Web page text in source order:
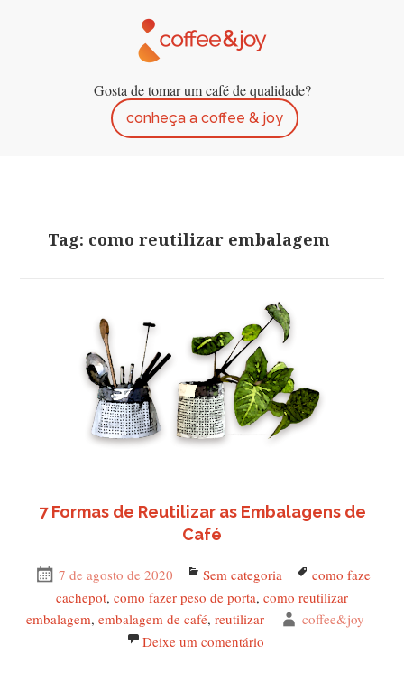
Gosta de tomar um café de qualidade?
conheça a coffee & joy
Tag: como reutilizar embalagem
7 Formas de Reutilizar as Embalagens de
Café
Publicado
em
7 de agosto de 2020 Categorias
Sem categoria Tags
como faze
cachepot, como fazer peso de porta, como reutilizar
embalagem, embalagem de café, reutilizar Autor
coffee&joy
Deixe um comentário